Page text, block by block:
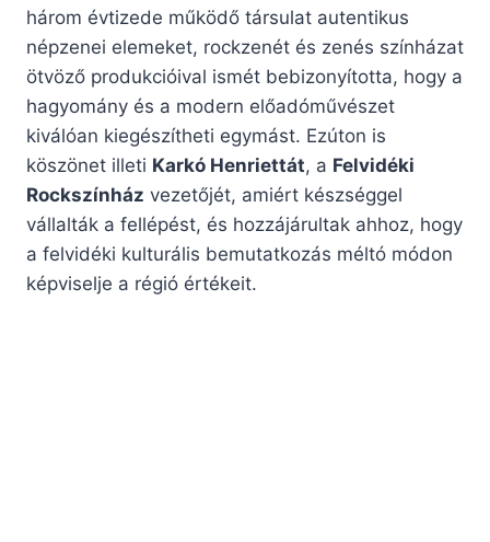
három évtizede működő társulat autentikus
népzenei elemeket, rockzenét és zenés színházat
ötvöző produkcióival ismét bebizonyította, hogy a
hagyomány és a modern előadóművészet
kiválóan kiegészítheti egymást. Ezúton is
köszönet illeti Karkó Henriettát, a Felvidéki
Rockszínház vezetőjét, amiért készséggel
vállalták a fellépést, és hozzájárultak ahhoz, hogy
a felvidéki kulturális bemutatkozás méltó módon
képviselje a régió értékeit.